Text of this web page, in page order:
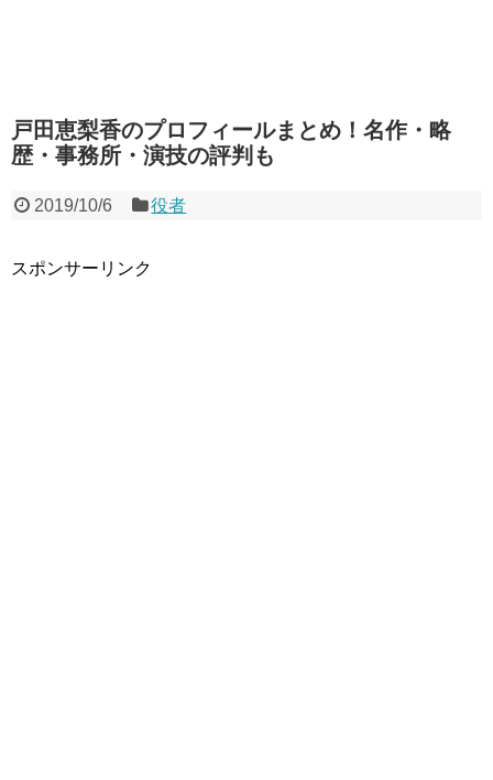
戸田恵梨香のプロフィールまとめ！名作・略
歴・事務所・演技の評判も
2019/10/6 役者
スポンサーリンク